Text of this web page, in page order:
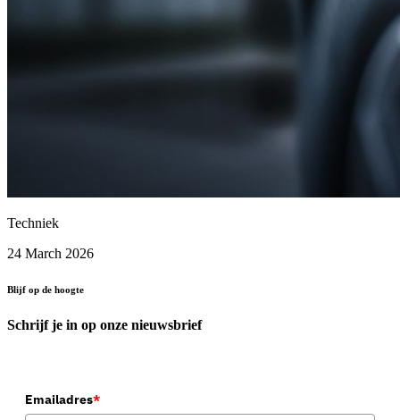
Techniek
24 March 2026
Blijf op de hoogte
Schrijf je in op onze nieuwsbrief
Emailadres*